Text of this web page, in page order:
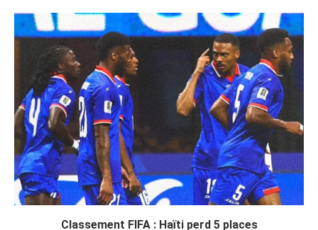
Classement FIFA : Haïti perd 5 places